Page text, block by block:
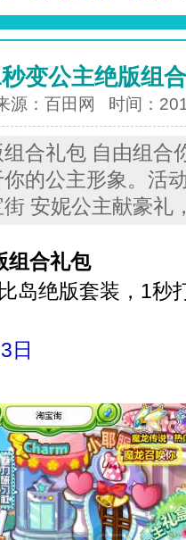
变公主绝版组
源：百田网 时间：
合礼包 自由组合
的公主形象。活
安妮公主献豪礼
组合礼包
岛绝版套装，1秒
日